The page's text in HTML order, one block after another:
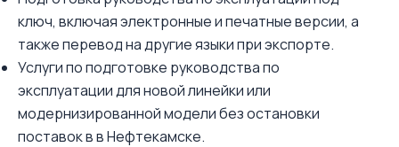
ключ, включая электронные и печатные версии, а
также перевод на другие языки при экспорте.
Услуги по подготовке руководства по
эксплуатации для новой линейки или
модернизированной модели без остановки
поставок в в Нефтекамске.